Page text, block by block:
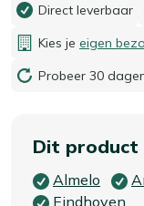
Direct leverbaar
Kies je eigen
Probeer 30
Dit product
Almelo
Eindhoven